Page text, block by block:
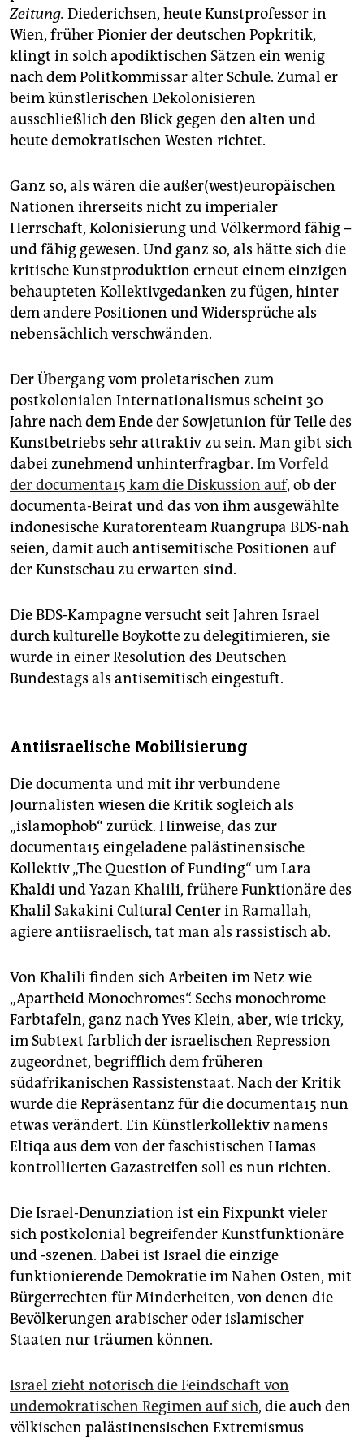
Zeitung. Diederichsen, heute Kunstprofessor in
Wien, früher Pionier der deutschen Popkritik,
klingt in solch apodiktischen Sätzen ein wenig
nach dem Politkommissar alter Schule. Zumal er
beim künstlerischen Dekolonisieren
ausschließlich den Blick gegen den alten und
heute demokratischen Westen richtet.
Ganz so, als wären die außer(west)europäischen
Nationen ihrerseits nicht zu imperialer
Herrschaft, Kolonisierung und Völkermord fähig –
und fähig gewesen. Und ganz so, als hätte sich die
kritische Kunstproduktion erneut einem einzigen
behaupteten Kollektivgedanken zu fügen, hinter
dem andere Positionen und Widersprüche als
nebensächlich verschwänden.
Der Übergang vom proletarischen zum
postkolonialen Internationalismus scheint 30
Jahre nach dem Ende der Sowjetunion für Teile des
Kunst­betriebs sehr attraktiv zu sein. Man gibt sich
dabei zunehmend unhinter­fragbar. Im Vorfeld
der documenta15 kam die Diskussion auf, ob der
documenta-Beirat und das von ihm ausgewählte
indonesische Kuratorenteam Ruangrupa BDS-nah
seien, damit auch antisemitische Positionen auf
der Kunstschau zu erwarten sind.
Die BDS-Kampagne versucht seit Jahren Israel
durch kulturelle Boykotte zu delegitimieren, sie
wurde in einer Resolution des Deutschen
Bundestags als antisemitisch eingestuft.
Antiisraelische Mobilisierung
Die documenta und mit ihr verbundene
Journalisten wiesen die Kritik sogleich als
„islamophob“ zurück. Hinweise, das zur
documenta15 eingeladene palästinensische
Kollektiv „The Question of Funding“ um Lara
Khaldi und Yazan Khalili, frühere Funktionäre des
Khalil Sakakini Cultural Center in Ramallah,
agiere antiisraelisch, tat man als rassistisch ab.
Von Khalili finden sich Arbeiten im Netz wie
„Apartheid Monochromes“. Sechs monochrome
Farbtafeln, ganz nach Yves Klein, aber, wie tricky,
im Subtext farblich der israelischen Repression
zugeordnet, begrifflich dem früheren
südafrikanischen Rassistenstaat. Nach der Kritik
wurde die Repräsentanz für die documenta15 nun
etwas verändert. Ein Künstlerkollektiv namens
Eltiqa aus dem von der faschistischen Hamas
kontrollierten Gazastreifen soll es nun richten.
Die Israel-Denunziation ist ein Fixpunkt vieler
sich postkolonial begreifender Kunstfunktionäre
und -szenen. Dabei ist Israel die einzige
funktionierende Demokratie im Nahen Osten, mit
Bürgerrechten für Minderheiten, von denen die
Bevölkerungen arabischer oder islamischer
Staaten nur träumen können.
Israel zieht notorisch die Feindschaft von
undemokratischen Regimen auf sich, die auch den
völkischen palästinensischen Extremismus